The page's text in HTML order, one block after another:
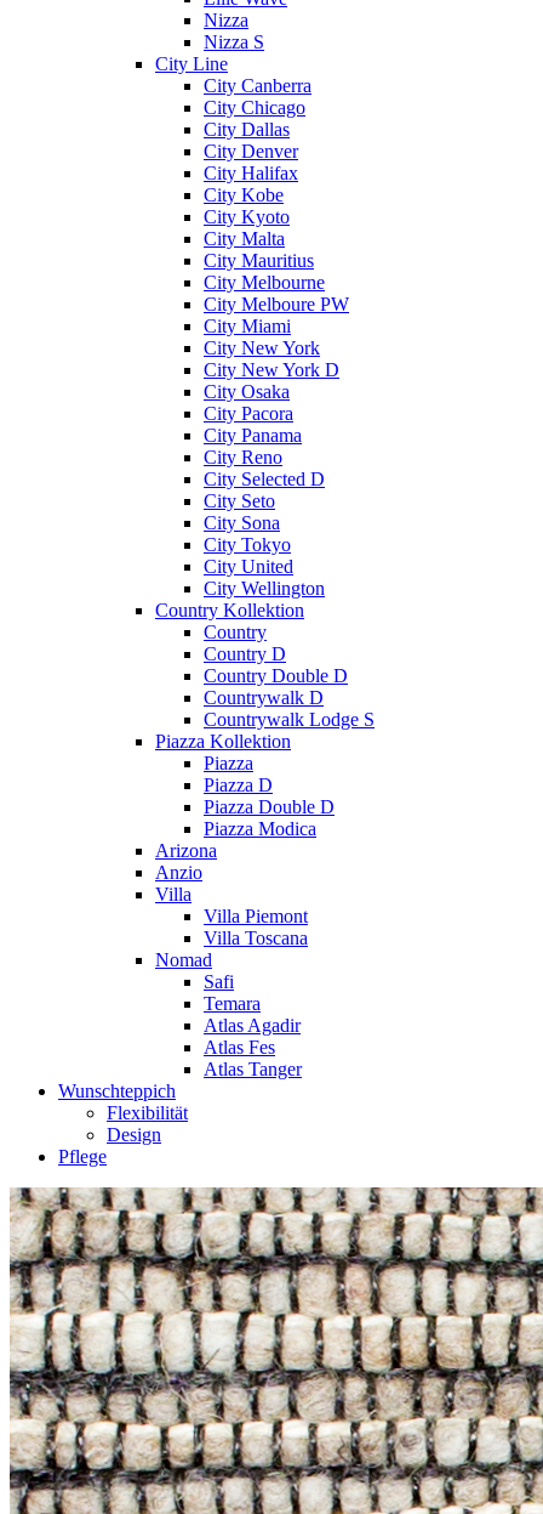
Nizza
Nizza S
City Line
City Canberra
City Chicago
City Dallas
City Denver
City Halifax
City Kobe
City Kyoto
City Malta
City Mauritius
City Melbourne
City Melboure PW
City Miami
City New York
City New York D
City Osaka
City Pacora
City Panama
City Reno
City Selected D
City Seto
City Sona
City Tokyo
City United
City Wellington
Country Kollektion
Country
Country D
Country Double D
Countrywalk D
Countrywalk Lodge S
Piazza Kollektion
Piazza
Piazza D
Piazza Double D
Piazza Modica
Arizona
Anzio
Villa
Villa Piemont
Villa Toscana
Nomad
Safi
Temara
Atlas Agadir
Atlas Fes
Atlas Tanger
Wunschteppich
Flexibilität
Design
Pflege